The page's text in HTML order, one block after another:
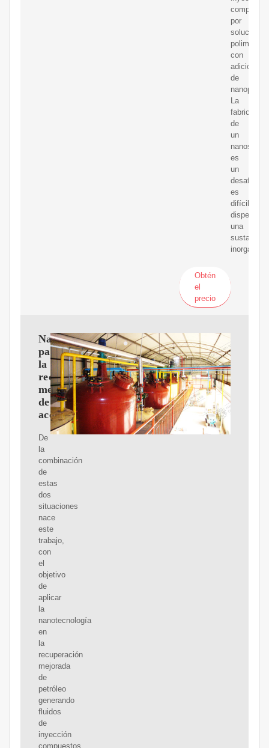
por
soluciones
con
adición
de
La
fabricación
de
un
es
un
desafío,
es
difícil
dispersar
una
sustancia
inorgánica
Obtén
el
precio
Nanofluidos
para
la
recuperación
mejorada
de
aceite
De
la
combinación
de
estas
dos
situaciones
nace
este
trabajo,
con
el
objetivo
de
aplicar
la
nanotecnología
en
la
recuperación
mejorada
de
petróleo
generando
fluidos
de
inyección
compuestos